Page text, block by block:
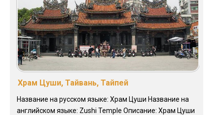
Храм Цуши, Тайвань, Тайпей
Название на русском языке: Храм Цуши Название на
английском языке: Zushi Temple Описание: Храм Цуши